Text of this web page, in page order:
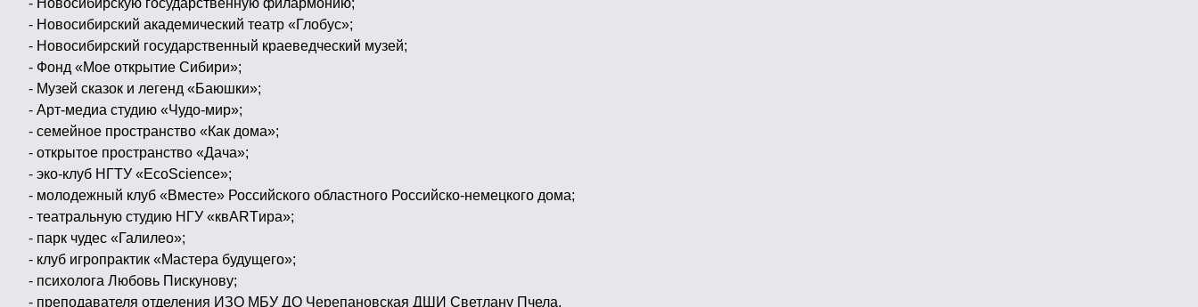
- Новосибирскую государственную филармонию;
- Новосибирский академический театр «Глобус»;
- Новосибирский государственный краеведческий музей;
- Фонд «Мое открытие Сибири»;
- Музей сказок и легенд «Баюшки»;
- Арт-медиа студию «Чудо-мир»;
- семейное пространство «Как дома»;
- открытое пространство «Дача»;
- эко-клуб НГТУ «EcoScience»;
- молодежный клуб «Вместе» Российского областного Российско-немецкого дома;
- театральную студию НГУ «квARTира»;
- парк чудес «Галилео»;
- клуб игропрактик «Мастера будущего»;
- психолога Любовь Пискунову;
- преподавателя отделения ИЗО МБУ ДО Черепановская ДШИ Светлану Пчела.